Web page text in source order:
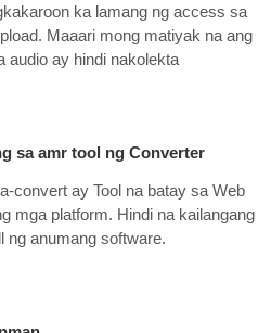
ka lamang ng access sa
Maaari mong matiyak na ang
audio ay hindi nakolekta
sa amr tool ng Converter
convert ay Tool na batay sa Web
mga platform. Hindi na kailangang
ng anumang software.